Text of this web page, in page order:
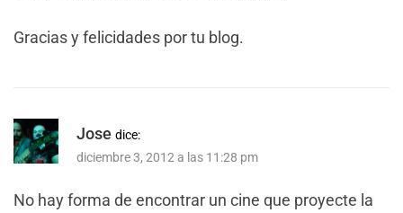
Gracias y felicidades por tu blog.
Jose dice:
diciembre 3, 2012 a las 11:28 pm
No hay forma de encontrar un cine que proyecte la